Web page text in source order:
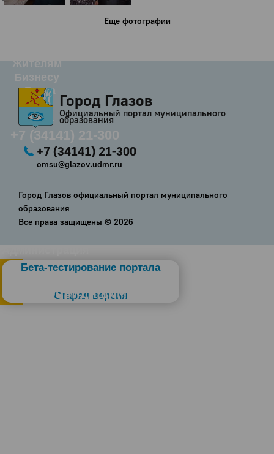
Жителям
Бизнесу
Глава
КСО
Дума
+7 (34141) 21-300
Бета-тестирование портала
Старая версия
Слабовидящим
Еще фотографии
Город Глазов
Официальный портал муниципального
образования
+7 (34141) 21-300
omsu@glazov.udmr.ru
Город Глазов официальный портал муниципального
образования
Все права защищены © 2026